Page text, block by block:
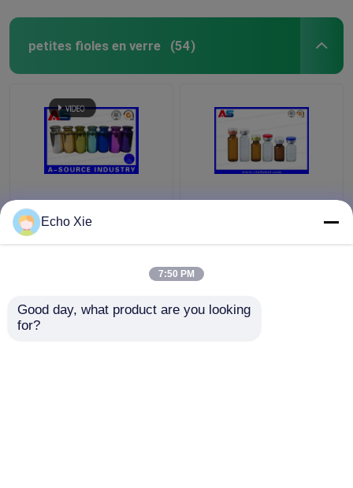
petites fioles en verre (54)
Petites bouteilles en
verre colorées de
fioles de relief,
compte-gouttes 10ml
Petite fiole en verre
de pharmacie
Echo Xie
7:50 PM
Good day, what product are you looking
for?